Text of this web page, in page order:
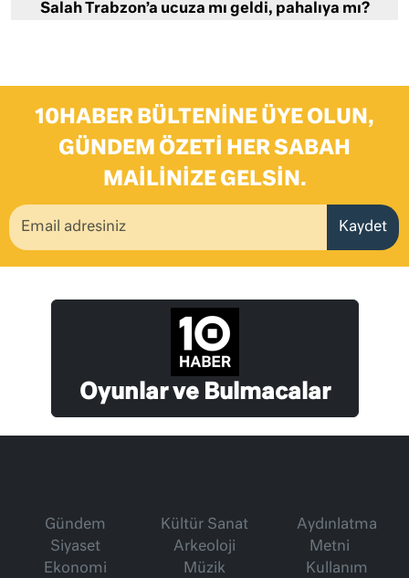
Salah Trabzon’a ucuza mı geldi, pahalıya mı?
10HABER BÜLTENINE ÜYE OLUN,
GÜNDEM ÖZETI HER SABAH
MAILINIZE GELSIN.
Kaydet
Oyunlar ve Bulmacalar
Gündem
Siyaset
Ekonomi
Kültür Sanat
Arkeoloji
Müzik
Aydınlatma
Metni
Kullanım